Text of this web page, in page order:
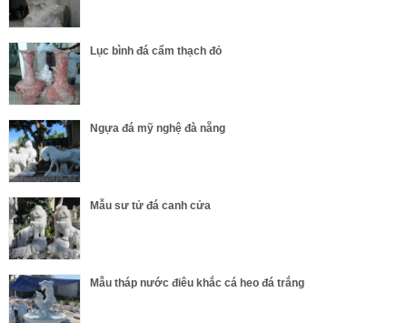
Lục bình đá cẩm thạch đỏ
Ngựa đá mỹ nghệ đà nẵng
Mẫu sư tử đá canh cửa
Mẫu tháp nước điêu khắc cá heo đá trắng